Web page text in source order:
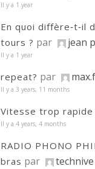
Il y a 1 year
En quoi diffère‑t‑il
tours ? par jean
Il y a 1 year
repeat? par
Il y a 3 years, 11 months
Vitesse trop rapide
Il y a 4 years, 4 months
RADIO PHONO
bras par technive